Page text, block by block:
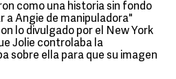
como una historia sin fondo
a Angie de manipuladora"
lo divulgado por el New York
Jolie controlaba la
sobre ella para que su imagen